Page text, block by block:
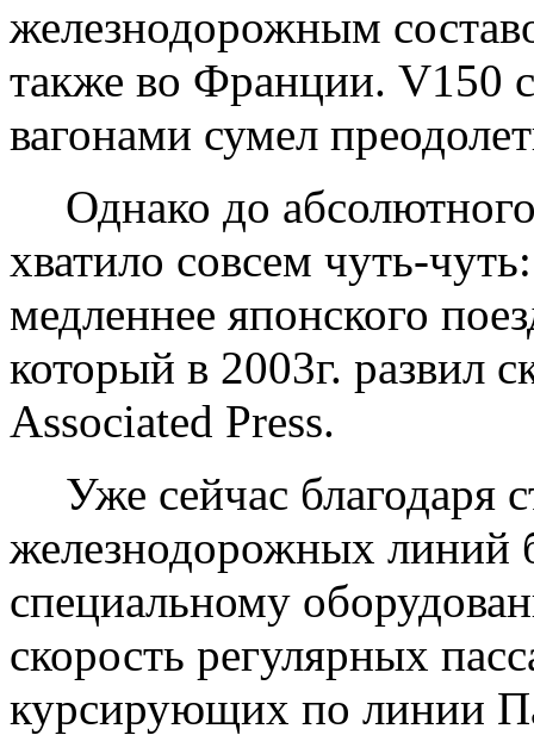
железнодорожным
также во Франции. V150
вагонами сумел
Однако до
хватило совсем чуть-
медленнее японского
который в 2003г. развил
Associated Press.
Уже сейчас благодаря
железнодорожных линий
специальному
скорость регулярных
курсирующих по линии